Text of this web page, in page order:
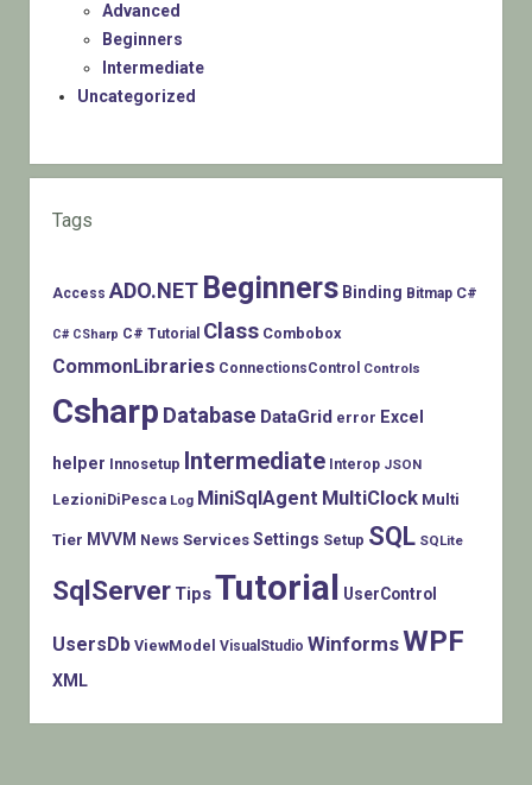
Advanced
Beginners
Intermediate
Uncategorized
Tags
Access ADO.NET Beginners Binding Bitmap C#
C# CSharp C# Tutorial Class Combobox
CommonLibraries ConnectionsControl Controls
Csharp Database DataGrid error Excel
helper Innosetup Intermediate Interop JSON
LezioniDiPesca Log MiniSqlAgent MultiClock Multi
Tier MVVM News Services Settings Setup SQL SQLite
SqlServer TipsTutorial UserControl
UsersDb ViewModel VisualStudio WinformsWPF
XML